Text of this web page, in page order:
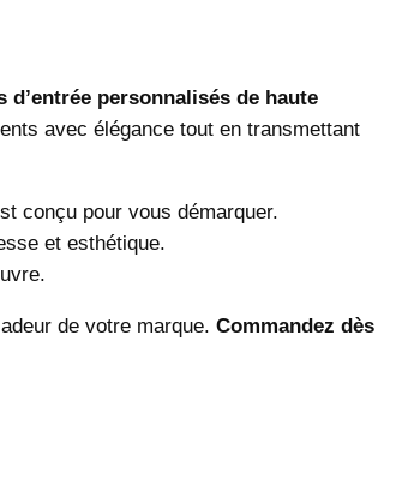
d’entrée personnalisés de haute
avec élégance tout en transmettant
conçu pour vous démarquer.
et esthétique.
de votre marque.Commandez dès